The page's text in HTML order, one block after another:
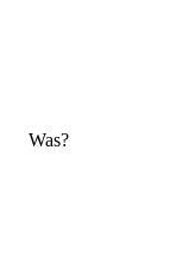
Was?